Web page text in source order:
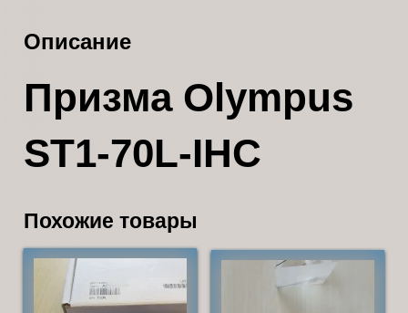
Описание
Призма Olympus
ST1-70L-IHC
Похожие товары